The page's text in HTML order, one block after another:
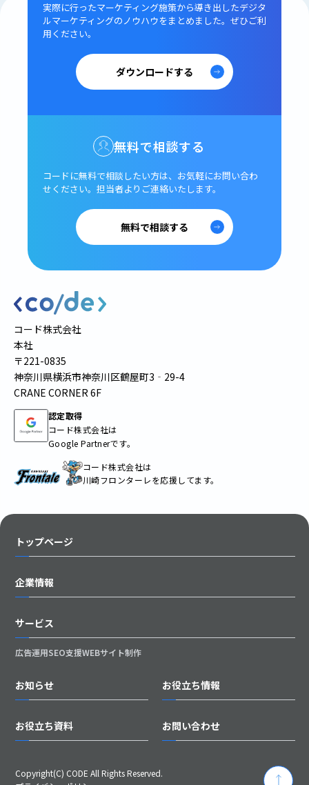
実際に行ったマーケティング施策から導き出したデジタ
ルマーケティングのノウハウをまとめました。 ぜひご利
用ください。
ダウンロードする
無料で相談する
コードに無料で相談したい方は、 お気軽にお問い合わ
せください。 担当者よりご連絡いたします。
無料で相談する
コード株式会社
本社
〒221-0835
神奈川県横浜市神奈川区鶴屋町3‐29-4
CRANE CORNER 6F
認定取得
コード株式会社は
Google Partnerです。
コード株式会社は
川崎フロンターレを応援してます。
トップページ
企業情報
サービス
広告運用SEO支援WEBサイト制作
お知らせ お役立ち情報
お役立ち資料 お問い合わせ
Copyright(C) CODE All Rights Reserved.